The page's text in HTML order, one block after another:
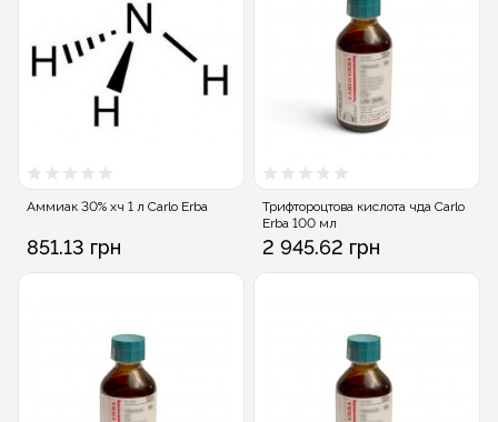
Аммиак 30% хч 1 л Carlo Erba
851.13 грн
Трифтороцтова кислота чда Carlo
Erba 100 мл
2 945.62 грн